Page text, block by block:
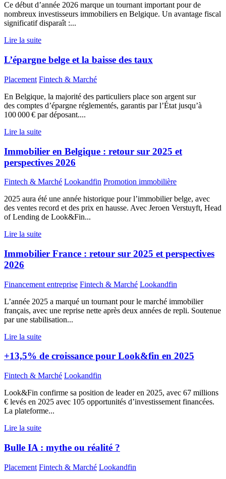
Ce début d’année 2026 marque un tournant important pour de
nombreux investisseurs immobiliers en Belgique. Un avantage fiscal
significatif disparaît :...
Lire la suite
L’épargne belge et la baisse des taux
Placement Fintech & Marché
En Belgique, la majorité des particuliers place son argent sur
des comptes d’épargne réglementés, garantis par l’État jusqu’à
100 000 € par déposant....
Lire la suite
Immobilier en Belgique : retour sur 2025 et
perspectives 2026
Fintech & Marché Lookandfin Promotion immobilière
2025 aura été une année historique pour l’immobilier belge, avec
des ventes record et des prix en hausse. Avec Jeroen Verstuyft, Head
of Lending de Look&Fin...
Lire la suite
Immobilier France : retour sur 2025 et perspectives
2026
Financement entreprise Fintech & Marché Lookandfin
L’année 2025 a marqué un tournant pour le marché immobilier
français, avec une reprise nette après deux années de repli. Soutenue
par une stabilisation...
Lire la suite
+13,5% de croissance pour Look&fin en 2025
Fintech & Marché Lookandfin
Look&Fin confirme sa position de leader en 2025, avec 67 millions
€ levés en 2025 avec 105 opportunités d’investissement financées.
La plateforme...
Lire la suite
Bulle IA : mythe ou réalité ?
Placement Fintech & Marché Lookandfin